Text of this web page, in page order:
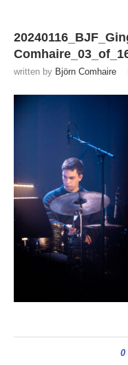
written by Björn Comhaire
0